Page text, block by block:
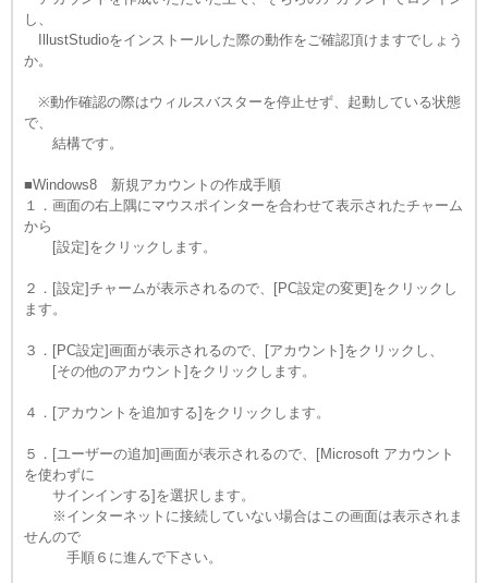
し、
IllustStudioをインストールした際の動作をご確認頂けますでしょう
か。
※動作確認の際はウィルスバスターを停止せず、起動している状態
で、
結構です。
■Windows8 新規アカウントの作成手順
１．画面の右上隅にマウスポインターを合わせて表示されたチャーム
から
[設定]をクリックします。
２．[設定]チャームが表示されるので、[PC設定の変更]をクリックし
ます。
３．[PC設定]画面が表示されるので、[アカウント]をクリックし、
[その他のアカウント]をクリックします。
４．[アカウントを追加する]をクリックします。
５．[ユーザーの追加]画面が表示されるので、[Microsoft アカウント
を使わずに
サインインする]を選択します。
※インターネットに接続していない場合はこの画面は表示されま
せんので
手順６に進んで下さい。